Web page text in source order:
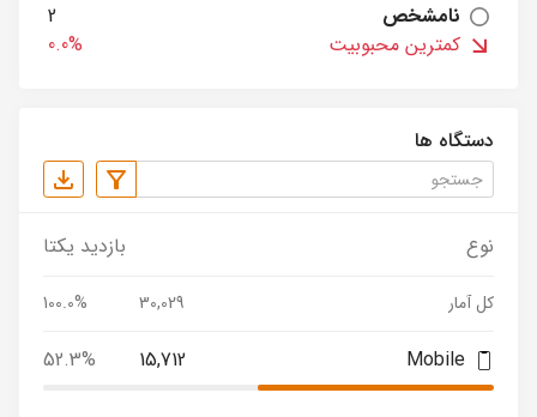
نامشخص
2
کمترین محبوبیت
0.0%
دستگاه ها
نوع بازدید یکتا
کل آمار 30,029
100.0%
Mobile
15,712
52.3%